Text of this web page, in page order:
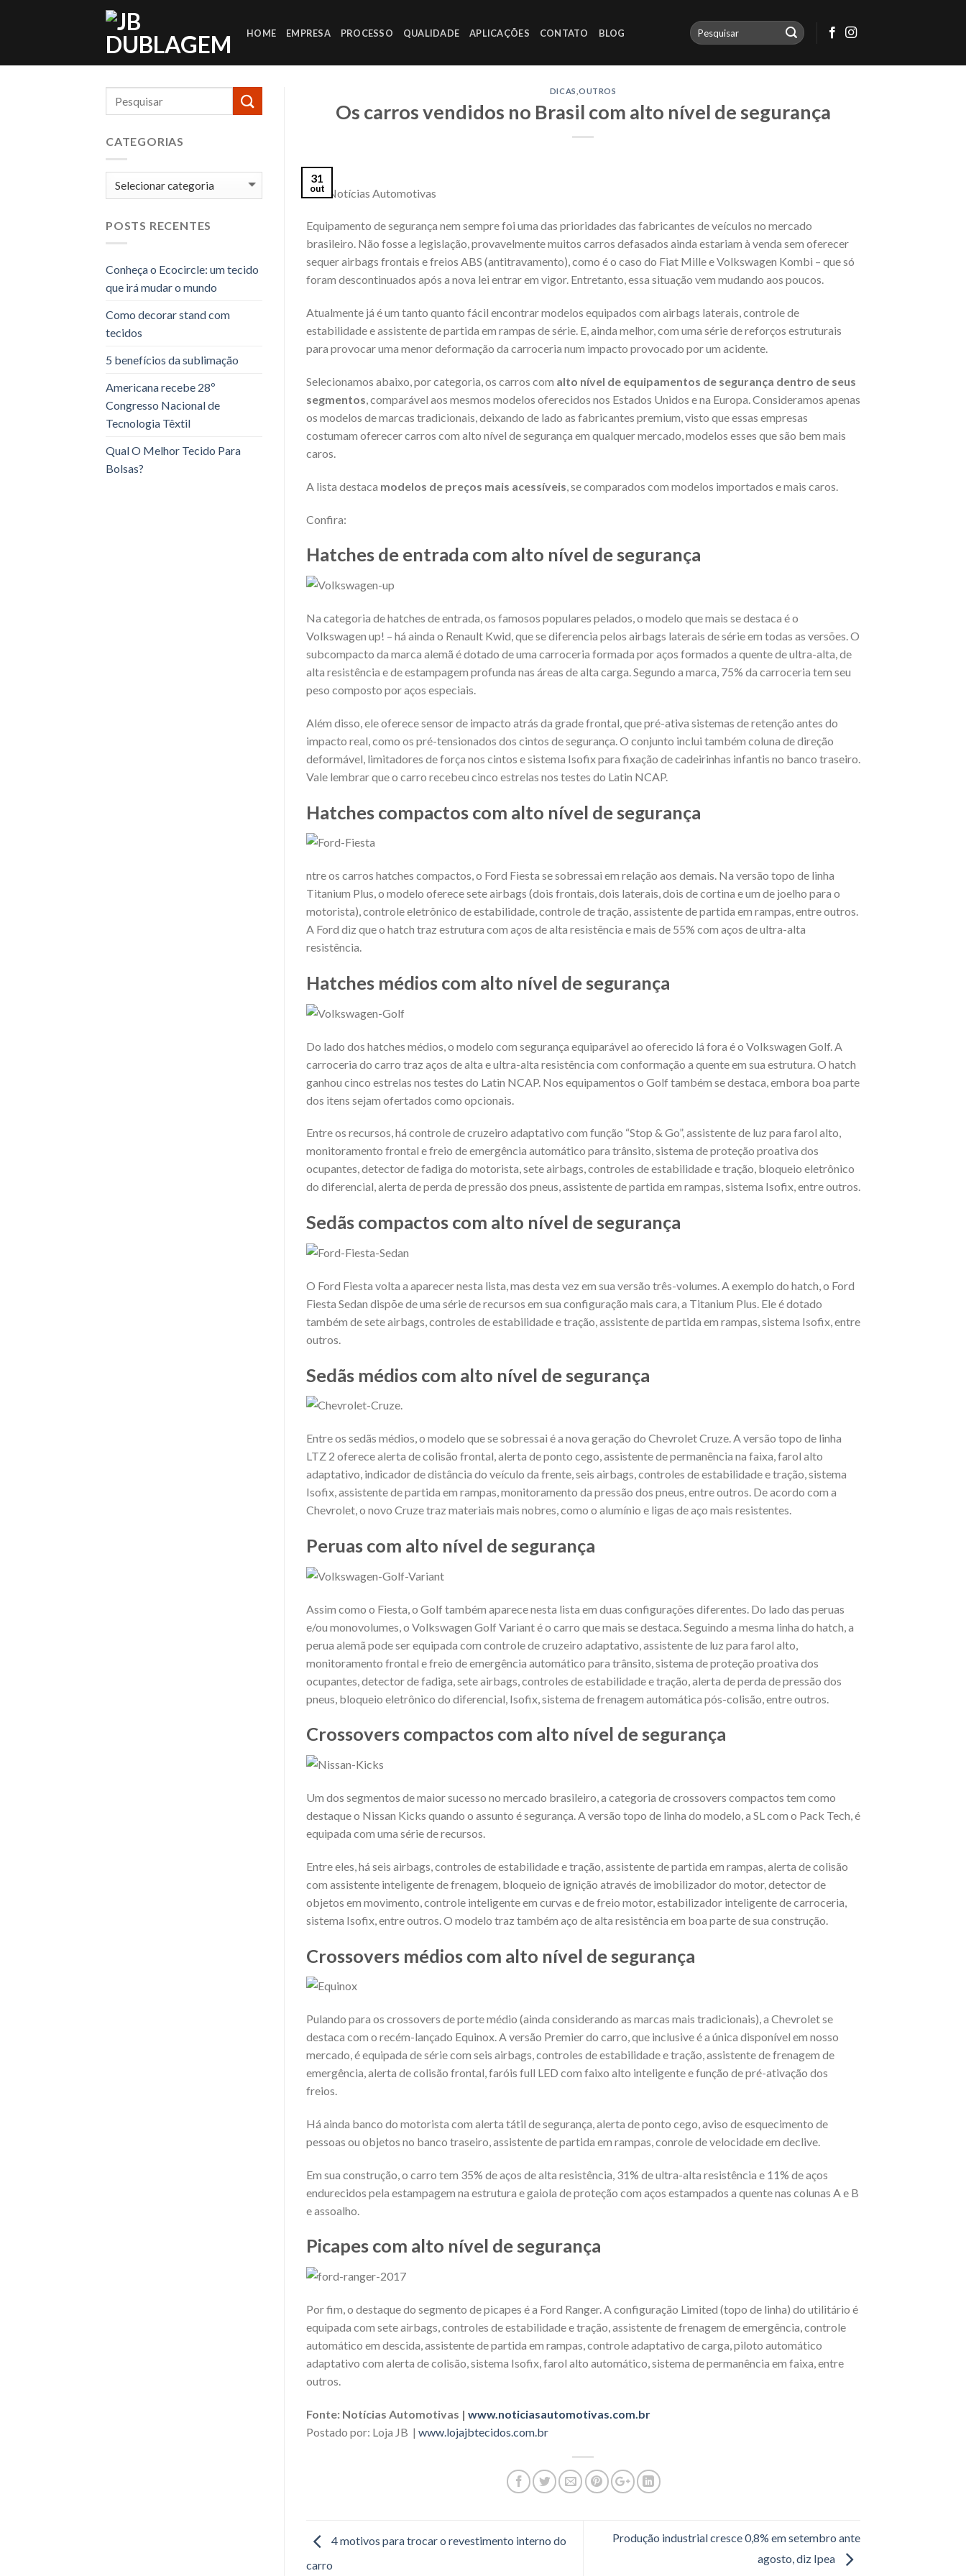
HOME EMPRESA PROCESSO QUALIDADE APLICAÇÕES CONTATO BLOG
CATEGORIAS
Categorias
POSTS RECENTES
Conheça o Ecocircle: um tecido
que irá mudar o mundo
Como decorar stand com
tecidos
5 benefícios da sublimação
Americana recebe 28º
Congresso Nacional de
Tecnologia Têxtil
Qual O Melhor Tecido Para
Bolsas?
DICAS ,OUTROS
Os carros vendidos no Brasil com alto nível de segurança
31
out
Via: Notícias Automotivas
Equipamento de segurança nem sempre foi uma das prioridades das fabricantes de veículos no mercado
brasileiro. Não fosse a legislação, provavelmente muitos carros defasados ainda estariam à venda sem oferecer
sequer airbags frontais e freios ABS (antitravamento), como é o caso do Fiat Mille e Volkswagen Kombi – que só
foram descontinuados após a nova lei entrar em vigor. Entretanto, essa situação vem mudando aos poucos.
Atualmente já é um tanto quanto fácil encontrar modelos equipados com airbags laterais, controle de
estabilidade e assistente de partida em rampas de série. E, ainda melhor, com uma série de reforços estruturais
para provocar uma menor deformação da carroceria num impacto provocado por um acidente.
Selecionamos abaixo, por categoria, os carros com alto nível de equipamentos de segurança dentro de seus
segmentos, comparável aos mesmos modelos oferecidos nos Estados Unidos e na Europa. Consideramos apenas
os modelos de marcas tradicionais, deixando de lado as fabricantes premium, visto que essas empresas
costumam oferecer carros com alto nível de segurança em qualquer mercado, modelos esses que são bem mais
caros.
A lista destaca modelos de preços mais acessíveis , se comparados com modelos importados e mais caros.
Confira:
Hatches de entrada com alto nível de segurança
Na categoria de hatches de entrada, os famosos populares pelados, o modelo que mais se destaca é o
Volkswagen up! – há ainda o Renault Kwid, que se diferencia pelos airbags laterais de série em todas as versões. O
subcompacto da marca alemã é dotado de uma carroceria formada por aços formados a quente de ultra-alta, de
alta resistência e de estampagem profunda nas áreas de alta carga. Segundo a marca, 75% da carroceria tem seu
peso composto por aços especiais.
Além disso, ele oferece sensor de impacto atrás da grade frontal, que pré-ativa sistemas de retenção antes do
impacto real, como os pré-tensionados dos cintos de segurança. O conjunto inclui também coluna de direção
deformável, limitadores de força nos cintos e sistema Isofix para fixação de cadeirinhas infantis no banco traseiro.
Vale lembrar que o carro recebeu cinco estrelas nos testes do Latin NCAP.
Hatches compactos com alto nível de segurança
ntre os carros hatches compactos, o Ford Fiesta se sobressai em relação aos demais. Na versão topo de linha
Titanium Plus, o modelo oferece sete airbags (dois frontais, dois laterais, dois de cortina e um de joelho para o
motorista), controle eletrônico de estabilidade, controle de tração, assistente de partida em rampas, entre outros.
A Ford diz que o hatch traz estrutura com aços de alta resistência e mais de 55% com aços de ultra-alta
resistência.
Hatches médios com alto nível de segurança
Do lado dos hatches médios, o modelo com segurança equiparável ao oferecido lá fora é o Volkswagen Golf. A
carroceria do carro traz aços de alta e ultra-alta resistência com conformação a quente em sua estrutura. O hatch
ganhou cinco estrelas nos testes do Latin NCAP. Nos equipamentos o Golf também se destaca, embora boa parte
dos itens sejam ofertados como opcionais.
Entre os recursos, há controle de cruzeiro adaptativo com função “Stop & Go”, assistente de luz para farol alto,
monitoramento frontal e freio de emergência automático para trânsito, sistema de proteção proativa dos
ocupantes, detector de fadiga do motorista, sete airbags, controles de estabilidade e tração, bloqueio eletrônico
do diferencial, alerta de perda de pressão dos pneus, assistente de partida em rampas, sistema Isofix, entre outros.
Sedãs compactos com alto nível de segurança
O Ford Fiesta volta a aparecer nesta lista, mas desta vez em sua versão três-volumes. A exemplo do hatch, o Ford
Fiesta Sedan dispõe de uma série de recursos em sua configuração mais cara, a Titanium Plus. Ele é dotado
também de sete airbags, controles de estabilidade e tração, assistente de partida em rampas, sistema Isofix, entre
outros.
Sedãs médios com alto nível de segurança
Entre os sedãs médios, o modelo que se sobressai é a nova geração do Chevrolet Cruze. A versão topo de linha
LTZ 2 oferece alerta de colisão frontal, alerta de ponto cego, assistente de permanência na faixa, farol alto
adaptativo, indicador de distância do veículo da frente, seis airbags, controles de estabilidade e tração, sistema
Isofix, assistente de partida em rampas, monitoramento da pressão dos pneus, entre outros. De acordo com a
Chevrolet, o novo Cruze traz materiais mais nobres, como o alumínio e ligas de aço mais resistentes.
Peruas com alto nível de segurança
Assim como o Fiesta, o Golf também aparece nesta lista em duas configurações diferentes. Do lado das peruas
e/ou monovolumes, o Volkswagen Golf Variant é o carro que mais se destaca. Seguindo a mesma linha do hatch, a
perua alemã pode ser equipada com controle de cruzeiro adaptativo, assistente de luz para farol alto,
monitoramento frontal e freio de emergência automático para trânsito, sistema de proteção proativa dos
ocupantes, detector de fadiga, sete airbags, controles de estabilidade e tração, alerta de perda de pressão dos
pneus, bloqueio eletrônico do diferencial, Isofix, sistema de frenagem automática pós-colisão, entre outros.
Crossovers compactos com alto nível de segurança
Um dos segmentos de maior sucesso no mercado brasileiro, a categoria de crossovers compactos tem como
destaque o Nissan Kicks quando o assunto é segurança. A versão topo de linha do modelo, a SL com o Pack Tech, é
equipada com uma série de recursos.
Entre eles, há seis airbags, controles de estabilidade e tração, assistente de partida em rampas, alerta de colisão
com assistente inteligente de frenagem, bloqueio de ignição através de imobilizador do motor, detector de
objetos em movimento, controle inteligente em curvas e de freio motor, estabilizador inteligente de carroceria,
sistema Isofix, entre outros. O modelo traz também aço de alta resistência em boa parte de sua construção.
Crossovers médios com alto nível de segurança
Pulando para os crossovers de porte médio (ainda considerando as marcas mais tradicionais), a Chevrolet se
destaca com o recém-lançado Equinox. A versão Premier do carro, que inclusive é a única disponível em nosso
mercado, é equipada de série com seis airbags, controles de estabilidade e tração, assistente de frenagem de
emergência, alerta de colisão frontal, faróis full LED com faixo alto inteligente e função de pré-ativação dos
freios.
Há ainda banco do motorista com alerta tátil de segurança, alerta de ponto cego, aviso de esquecimento de
pessoas ou objetos no banco traseiro, assistente de partida em rampas, conrole de velocidade em declive.
Em sua construção, o carro tem 35% de aços de alta resistência, 31% de ultra-alta resistência e 11% de aços
endurecidos pela estampagem na estrutura e gaiola de proteção com aços estampados a quente nas colunas A e B
e assoalho.
Picapes com alto nível de segurança
Por fim, o destaque do segmento de picapes é a Ford Ranger. A configuração Limited (topo de linha) do utilitário é
equipada com sete airbags, controles de estabilidade e tração, assistente de frenagem de emergência, controle
automático em descida, assistente de partida em rampas, controle adaptativo de carga, piloto automático
adaptativo com alerta de colisão, sistema Isofix, farol alto automático, sistema de permanência em faixa, entre
outros.
Fonte: Notícias Automotivas | www.noticiasautomotivas.com.br
Postado por: Loja JB | www.lojajbtecidos.com.br
4 motivos para trocar o revestimento interno do
carro
Produção industrial cresce 0,8% em setembro ante
agosto, diz Ipea